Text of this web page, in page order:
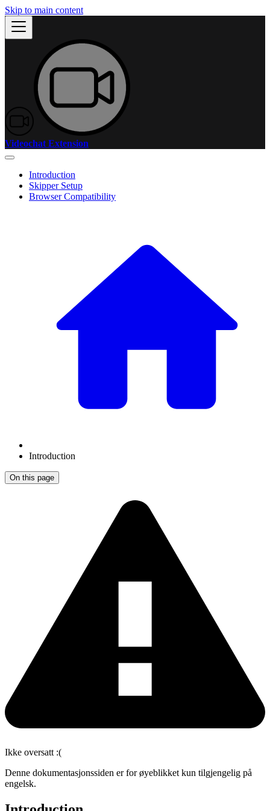
Skip to main content
Videochat Extension
Introduction
Skipper Setup
Browser Compatibility
Introduction
On this page
Ikke oversatt :(
Denne dokumentasjonssiden er for øyeblikket kun tilgjengelig på
engelsk.